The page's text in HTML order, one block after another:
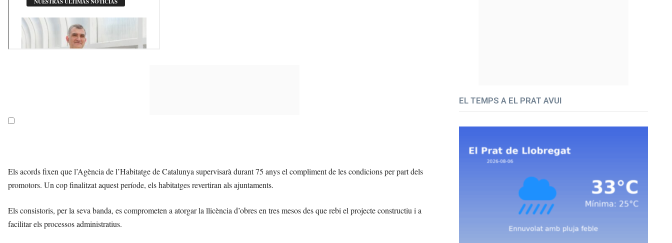
Els acords fixen que l’Agència de l’Habitatge de Catalunya supervisarà durant 75 anys el compliment de les condicions per part dels
promotors. Un cop finalitzat aquest període, els habitatges revertiran als ajuntaments.
Els consistoris, per la seva banda, es comprometen a atorgar la llicència d’obres en tres mesos des que rebi el projecte constructiu i a
facilitar els processos administratius.
EL TEMPS A EL PRAT AVUI